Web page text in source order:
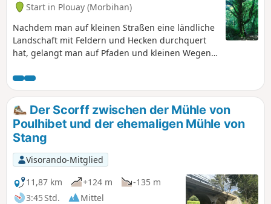
Start in Plouay (Morbihan)
Nachdem man auf kleinen Straßen eine ländliche
Landschaft mit Feldern und Hecken durchquert
hat, gelangt man auf Pfaden und kleinen Wegen
Fluss Scorff, der puren bretonischen Natur!
Der Scorff zwischen der Mühle von
Poulhibet und der ehemaligen Mühle von
Stang
Visorando-Mitglied
11,87 km
+124 m
-135 m
3:45 Std.
Mittel